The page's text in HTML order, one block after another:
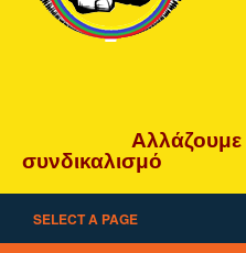
Αλλάζουμε
συνδικαλισμό